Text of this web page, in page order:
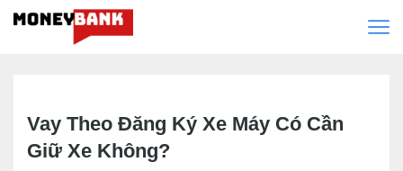
Vay Theo Đăng Ký Xe Máy Có Cần
Giữ Xe Không?